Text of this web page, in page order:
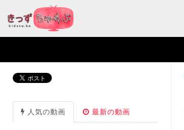
人気の動画 最新の動画